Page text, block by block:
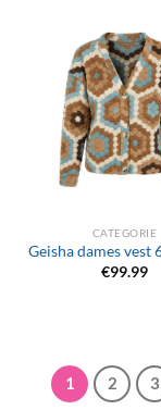
CATEGORIE
Geisha dames vest
€99.99
1 2 3